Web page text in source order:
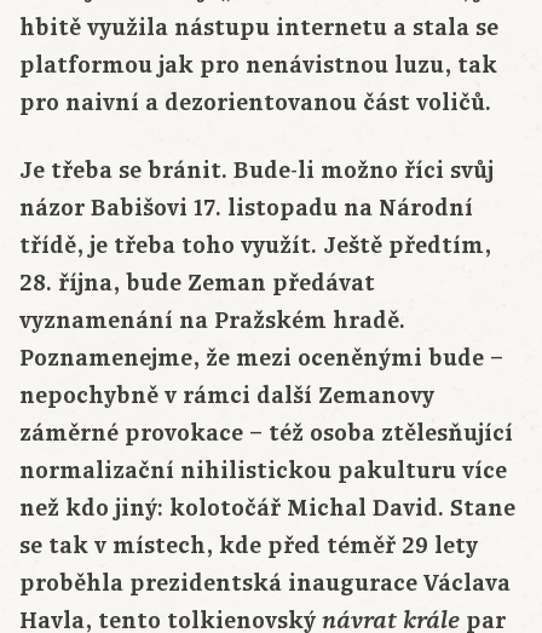
hbitě využila nástupu internetu a stala se
platformou jak pro nenávistnou luzu, tak
pro naivní a dezorientovanou část voličů.
Je třeba se bránit. Bude-li možno říci svůj
názor Babišovi 17. listopadu na Národní
třídě, je třeba toho využít. Ještě předtím,
28. října, bude Zeman předávat
vyznamenání na Pražském hradě.
Poznamenejme, že mezi oceněnými bude –
nepochybně v rámci další Zemanovy
záměrné provokace – též osoba ztělesňující
normalizační nihilistickou pakulturu více
než kdo jiný: kolotočář Michal David. Stane
se tak v místech, kde před téměř 29 lety
proběhla prezidentská inaugurace Václava
Havla, tento tolkienovský návrat krále par